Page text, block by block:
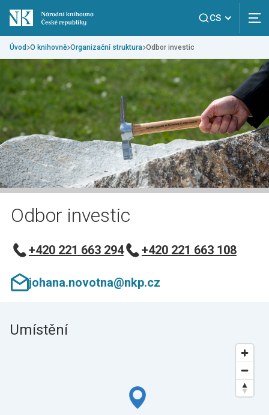
CS
Úvod O knihovně Organizační struktura Odbor investic
Odbor investic
+420 221 663 294 +420 221 663 108
johana.novotna@nkp.cz
Umístění